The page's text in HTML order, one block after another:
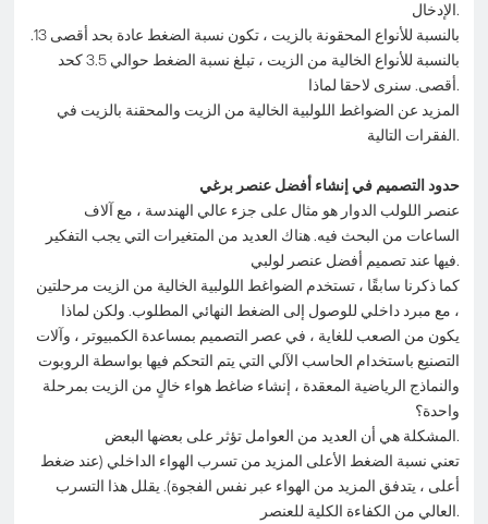
الإدخال.
بالنسبة للأنواع المحقونة بالزيت ، تكون نسبة الضغط عادة بحد أقصى 13.
بالنسبة للأنواع الخالية من الزيت ، تبلغ نسبة الضغط حوالي 3.5 كحد
أقصى. سنرى لاحقا لماذا.
المزيد عن الضواغط اللولبية الخالية من الزيت والمحقنة بالزيت في
الفقرات التالية.
حدود التصميم في إنشاء أفضل عنصر برغي
عنصر اللولب الدوار هو مثال على جزء عالي الهندسة ، مع آلاف
الساعات من البحث فيه. هناك العديد من المتغيرات التي يجب التفكير
فيها عند تصميم أفضل عنصر لولبي.
كما ذكرنا سابقًا ، تستخدم الضواغط اللولبية الخالية من الزيت مرحلتين
، مع مبرد داخلي للوصول إلى الضغط النهائي المطلوب. ولكن لماذا
يكون من الصعب للغاية ، في عصر التصميم بمساعدة الكمبيوتر ، وآلات
التصنيع باستخدام الحاسب الآلي التي يتم التحكم فيها بواسطة الروبوت
والنماذج الرياضية المعقدة ، إنشاء ضاغط هواء خالٍ من الزيت بمرحلة
واحدة؟
المشكلة هي أن العديد من العوامل تؤثر على بعضها البعض.
تعني نسبة الضغط الأعلى المزيد من تسرب الهواء الداخلي (عند ضغط
أعلى ، يتدفق المزيد من الهواء عبر نفس الفجوة). يقلل هذا التسرب
العالي من الكفاءة الكلية للعنصر.